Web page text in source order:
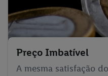
Preço Imbatível
A mesma satisfação